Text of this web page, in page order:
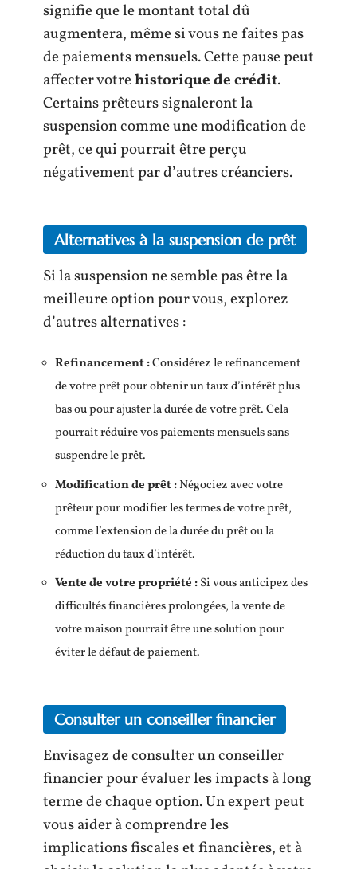
signifie que le montant total dû
augmentera, même si vous ne faites pas
de paiements mensuels. Cette pause peut
affecter votrehistorique de crédit.
Certains prêteurs signaleront la
suspension comme une modification de
prêt, ce qui pourrait être perçu
négativement par d’autres créanciers.
Alternatives à la suspension de prêt
Si la suspension ne semble pas être la
meilleure option pour vous, explorez
d’autres alternatives :
Refinancement :Considérez le refinancement
de votre prêt pour obtenir un taux d’intérêt plus
bas ou pour ajuster la durée de votre prêt. Cela
pourrait réduire vos paiements mensuels sans
suspendre le prêt.
Modification de prêt :Négociez avec votre
prêteur pour modifier les termes de votre prêt,
comme l’extension de la durée du prêt ou la
réduction du taux d’intérêt.
Vente de votre propriété :Si vous anticipez des
difficultés financières prolongées, la vente de
votre maison pourrait être une solution pour
éviter le défaut de paiement.
Consulter un conseiller financier
Envisagez de consulter un conseiller
financier pour évaluer les impacts à long
terme de chaque option. Un expert peut
vous aider à comprendre les
implications fiscales et financières, et à